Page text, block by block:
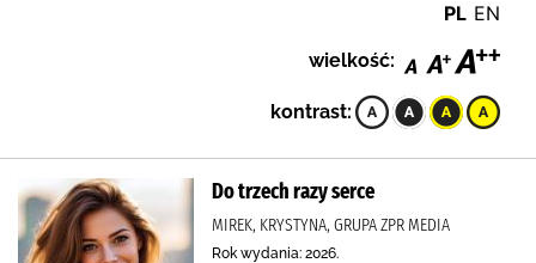
PL EN
wielkość:
kontrast:
Do trzech razy serce
MIREK, KRYSTYNA, GRUPA ZPR MEDIA
Rok wydania: 2026.